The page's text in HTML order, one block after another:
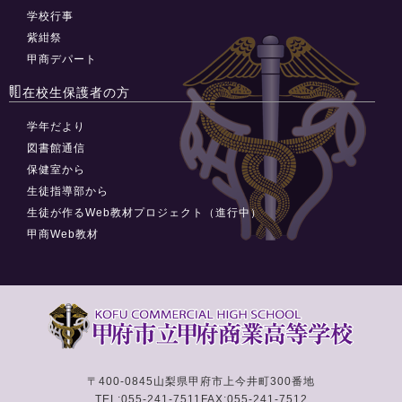
学校行事
紫紺祭
甲商デパート
在校生保護者の方
学年だより
図書館通信
保健室から
生徒指導部から
生徒が作るWeb教材プロジェクト（進行中）
甲商Web教材
〒400-0845 山梨県甲府市上今井町300番地
TEL:055-241-7511 FAX:055-241-7512